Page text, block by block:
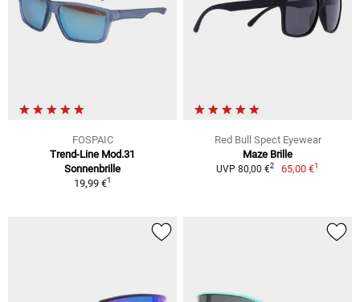
FOSPAIC
Trend-Line Mod.31
Sonnenbrille
19,99 €1
Red Bull Spect Eyewear
Maze Brille
UVP 80,00 €2 65,00 €1